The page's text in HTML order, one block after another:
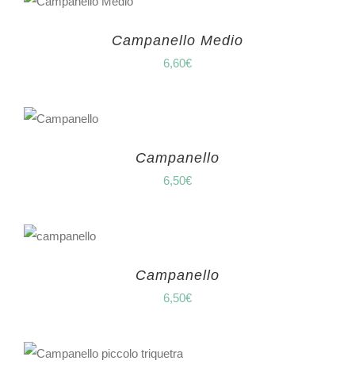
Campanello Medio
6,60€
Campanello
6,50€
Campanello
6,50€
CARRELLO